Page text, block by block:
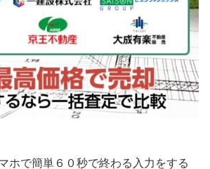
ホで簡単６０秒で終わる入力をする